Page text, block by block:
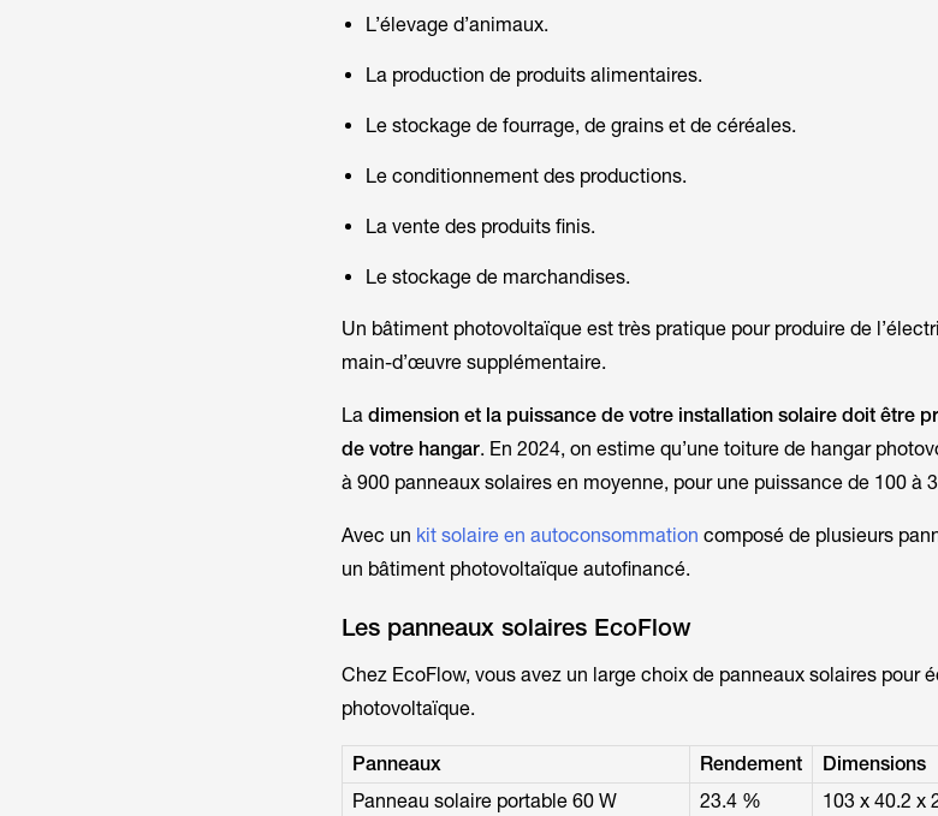
L’élevage d’animaux.
La production de produits alimentaires.
Le stockage de fourrage, de grains et de céréales.
Le conditionnement des productions.
La vente des produits finis.
Le stockage de marchandises.
Un bâtiment photovoltaïque est très pratique pour produire de
main-d’œuvre supplémentaire.
La dimension et la puissance de votre installation solaire doit être
de votre hangar. En 2024, on estime qu’une toiture de hangar
à 900 panneaux solaires en moyenne, pour une puissance de 100 à
Avec un kit solaire en autoconsommation composé de plusieurs
un bâtiment photovoltaïque autofinancé.
Les panneaux solaires EcoFlow
Chez EcoFlow, vous avez un large choix de panneaux solaires pour
photovoltaïque.
Panneaux Rendement Dimensions
Panneau solaire portable 60 W
23.4 % 103 x 40.2 x